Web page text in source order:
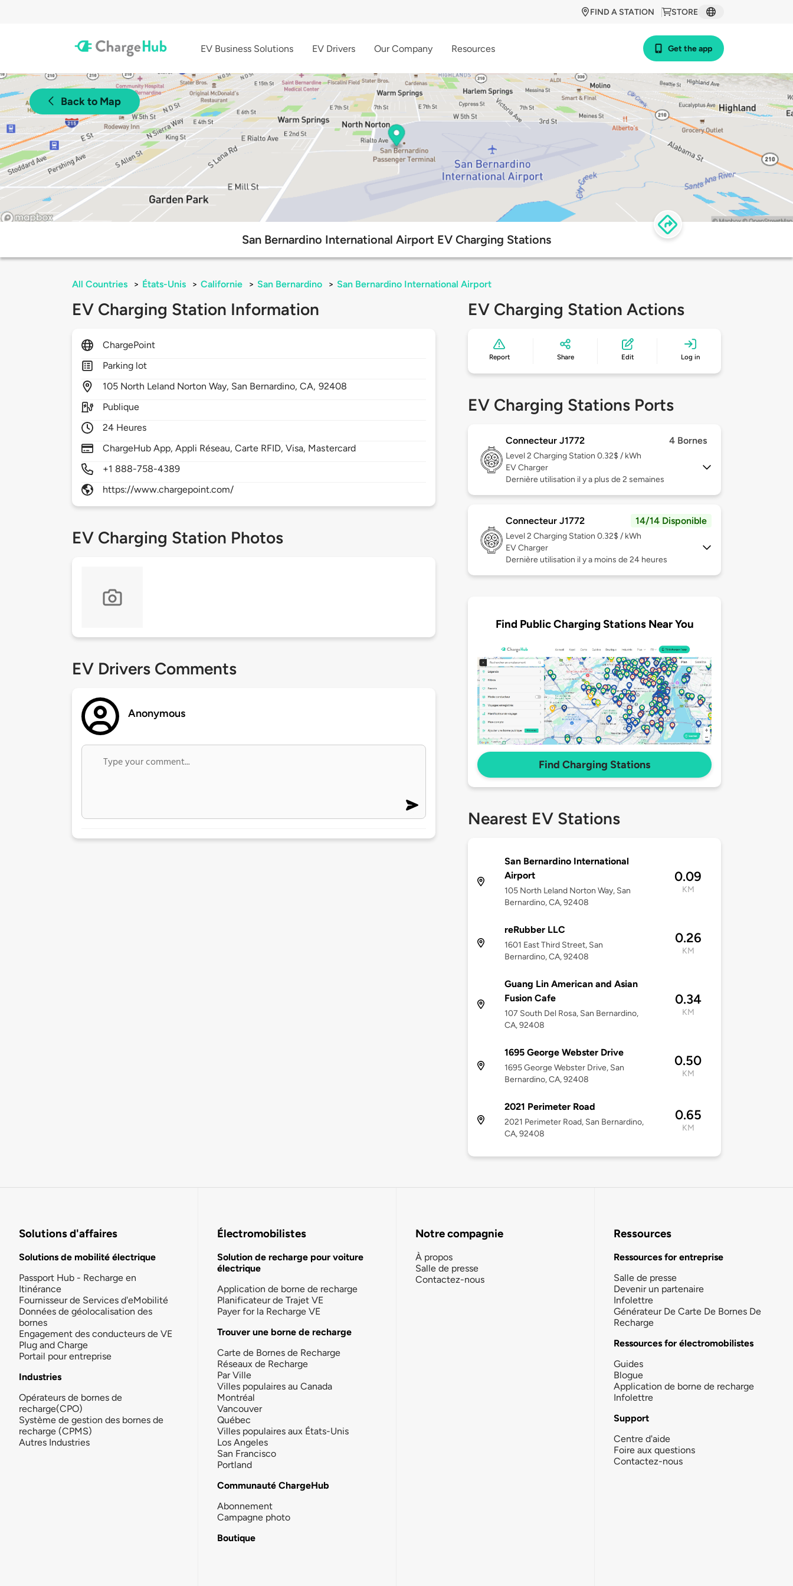
STORE
FIND A STATION
EV Business Solutions EV Drivers Our Company Resources Get the app
Back to Map
San Bernardino International Airport EV Charging Stations
All Countries > États-Unis > Californie > San Bernardino > San Bernardino International Airport
EV Charging Station Information
ChargePoint
Parking lot
105 North Leland Norton Way, San Bernardino,CA, 92408
Publique
24 Heures
ChargeHub App, Appli Réseau, Carte RFID, Visa, Mastercard
+1 888-758-4389
https://www.chargepoint.com/
EV Charging Station Photos
EV Drivers Comments
Anonymous
EV Charging Station Actions
Report Share Edit Log in
EV Charging Stations Ports
Connecteur J1772 4 Bornes
Level 2 Charging Station 0.32$ / kWh
EV Charger
Dernière utilisation il y a plus de 2 semaines
Connecteur J1772 14/14 Disponible
Level 2 Charging Station 0.32$ / kWh
EV Charger
Dernière utilisation il y a moins de 24 heures
Find Public Charging Stations Near You
Find Charging Stations
Nearest EV Stations
San Bernardino International
Airport
105 North Leland Norton Way, San
Bernardino, CA, 92408
0.09
KM
reRubber LLC
1601 East Third Street, San
Bernardino, CA, 92408
0.26
KM
Guang Lin American and Asian
Fusion Cafe
107 South Del Rosa, San Bernardino,
CA, 92408
0.34
KM
1695 George Webster Drive
1695 George Webster Drive, San
Bernardino, CA, 92408
0.50
KM
2021 Perimeter Road
2021 Perimeter Road, San Bernardino,
CA, 92408
0.65
KM
Solutions d'affaires
Solutions de mobilité électrique
Passport Hub - Recharge en
Itinérance
Fournisseur de Services d'eMobilité
Données de géolocalisation des
bornes
Engagement des conducteurs de VE
Plug and Charge
Portail pour entreprise
Industries
Opérateurs de bornes de
recharge(CPO)
Système de gestion des bornes de
recharge (CPMS)
Autres Industries
Électromobilistes
Solution de recharge pour voiture
électrique
Application de borne de recharge
Planificateur de Trajet VE
Payer for la Recharge VE
Trouver une borne de recharge
Carte de Bornes de Recharge
Réseaux de Recharge
Par Ville
Villes populaires au Canada
Montréal
Vancouver
Québec
Villes populaires aux États-Unis
Los Angeles
San Francisco
Portland
Communauté ChargeHub
Abonnement
Campagne photo
Boutique
Notre compagnie
À propos
Salle de presse
Contactez-nous
Ressources
Ressources for entreprise
Salle de presse
Devenir un partenaire
Infolettre
Générateur De Carte De Bornes De
Recharge
Ressources for électromobilistes
Guides
Blogue
Application de borne de recharge
Infolettre
Support
Centre d'aide
Foire aux questions
Contactez-nous